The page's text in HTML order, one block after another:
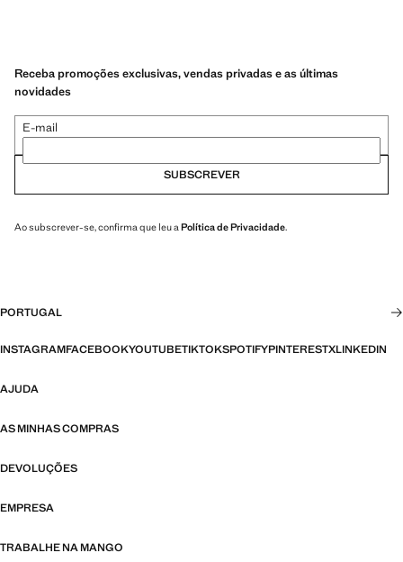
Receba promoções exclusivas, vendas privadas e as últimas
novidades
E-mail
SUBSCREVER
Ao subscrever-se, confirma que leu a Política de Privacidade.
PORTUGAL
INSTAGRAMFACEBOOKYOUTUBETIKTOKSPOTIFYPINTERESTXLINKEDIN
AJUDA
AS MINHAS COMPRAS
DEVOLUÇÕES
EMPRESA
TRABALHE NA MANGO